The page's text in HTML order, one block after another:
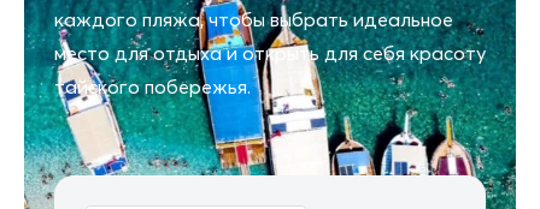
каждого пляжа, чтобы выбрать идеальное
место для отдыха и открыть для себя красоту
тайского побережья.